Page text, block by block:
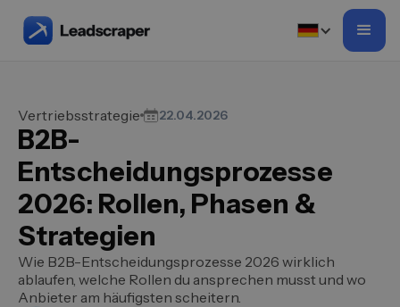
Vertriebsstrategie 22.04.2026
B2B-
Entscheidungsprozesse
2026: Rollen, Phasen &
Strategien
Wie B2B-Entscheidungsprozesse 2026 wirklich
ablaufen, welche Rollen du ansprechen musst und wo
Anbieter am häufigsten scheitern.